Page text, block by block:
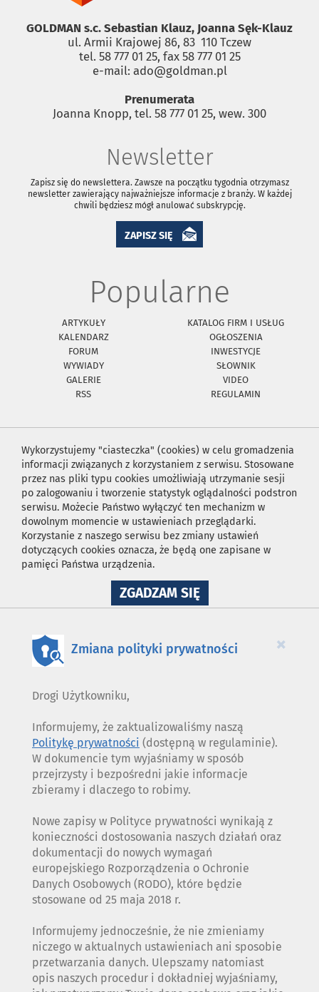
GOLDMAN s.c. Sebastian Klauz, Joanna Sęk-Klauz
ul. Armii Krajowej 86, 83 ­ 110 Tczew
tel. 58 777 01 25, fax 58 777 01 25
e-mail: ado@goldman.pl
Prenumerata
Joanna Knopp, tel. 58 777 01 25, wew. 300
Newsletter
Zapisz się do newslettera. Zawsze na początku tygodnia otrzymasz
newsletter zawierający najważniejsze informacje z branży. W każdej
chwili będziesz mógł anulować subskrypcję.
ZAPISZ SIĘ
Popularne
ARTYKUŁY
KATALOG FIRM I USŁUG
KALENDARZ
OGŁOSZENIA
FORUM
INWESTYCJE
WYWIADY
SŁOWNIK
GALERIE
VIDEO
RSS
REGULAMIN
Wykorzystujemy "ciasteczka" (cookies) w celu gromadzenia
informacji związanych z korzystaniem z serwisu. Stosowane
przez nas pliki typu cookies umożliwiają utrzymanie sesji
po zalogowaniu i tworzenie statystyk oglądalności podstron
serwisu. Możecie Państwo wyłączyć ten mechanizm w
dowolnym momencie w ustawieniach przeglądarki.
Korzystanie z naszego serwisu bez zmiany ustawień
dotyczących cookies oznacza, że będą one zapisane w
pamięci Państwa urządzenia.
ZGADZAM SIĘNA
WYKORZYSTANIE
×
Zmiana polityki prywatności
Drogi Użytkowniku,
Informujemy, że zaktualizowaliśmy naszą
Politykę prywatności (dostępną w regulaminie).
W dokumencie tym wyjaśniamy w sposób
przejrzysty i bezpośredni jakie informacje
zbieramy i dlaczego to robimy.
Nowe zapisy w Polityce prywatności wynikają z
konieczności dostosowania naszych działań oraz
dokumentacji do nowych wymagań
europejskiego Rozporządzenia o Ochronie
Danych Osobowych (RODO), które będzie
stosowane od 25 maja 2018 r.
Informujemy jednocześnie, że nie zmieniamy
niczego w aktualnych ustawieniach ani sposobie
przetwarzania danych. Ulepszamy natomiast
opis naszych procedur i dokładniej wyjaśniamy,